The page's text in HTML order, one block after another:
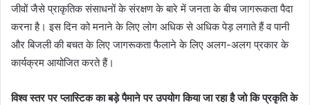
जीवों जैसे प्राकृतिक संसाधनों के संरक्षण के बारे में जनता के बीच जागरूकता पैदा
करना है। इस दिन को मनाने के लिए लोग अधिक से अधिक पेड़ लगाते हैं व पानी
और बिजली की बचत के लिए जागरूकता फैलाने के लिए अलग-अलग प्रकार के
कार्यक्रम आयोजित करते हैं।
विश्व स्तर पर प्लास्टिक का बड़े पैमाने पर उपयोग किया जा रहा है जो कि प्रकृति के